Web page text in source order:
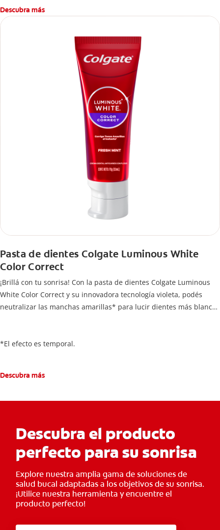
Descubra más
Pasta de dientes Colgate Luminous White
Color Correct
¡Brillá con tu sonrisa! Con la pasta de dientes Colgate Luminous
White Color Correct y su innovadora tecnología violeta, podés
neutralizar las manchas amarillas* para lucir dientes más blancos
flúor.
*El efecto es temporal.
Descubra más
Descubra el producto
perfecto para su sonrisa
Explore nuestra amplia gama de soluciones de
salud bucal adaptadas a los objetivos de su sonrisa.
¡Utilice nuestra herramienta y encuentre el
producto perfecto!